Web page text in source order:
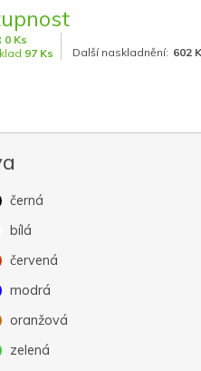
0 Ks
97 Ks Další naskladnění: 602
černá
bílá
červená
modrá
oranžová
zelená